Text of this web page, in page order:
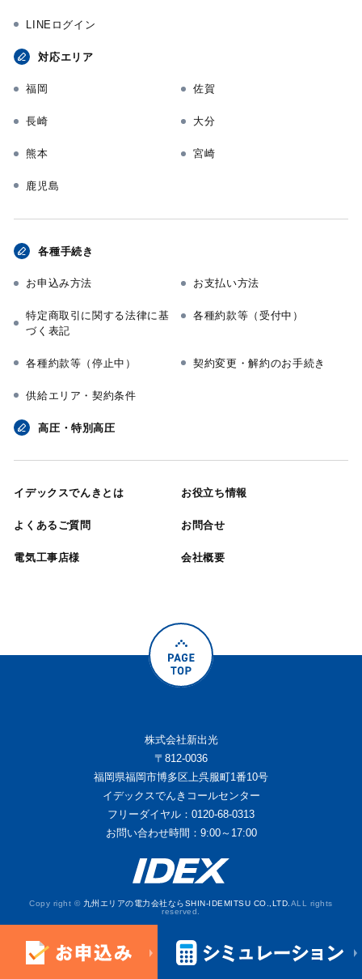
LINEログイン
対応エリア
福岡 佐賀
長崎 大分
熊本 宮崎
鹿児島
各種手続き
お申込み方法 お支払い方法
特定商取引に関する法律に基
づく表記
各種約款等（受付中）
各種約款等（停止中） 契約変更・解約のお手続き
供給エリア・契約条件
高圧・特別高圧
イデックスでんきとは お役立ち情報
よくあるご質問 お問合せ
電気工事店様 会社概要
株式会社新出光
〒812-0036
福岡県福岡市博多区上呉服町1番10号
イデックスでんきコールセンター
フリーダイヤル：0120-68-0313
お問い合わせ時間：9:00～17:00
Copy right © 九州エリアの電力会社ならSHIN-IDEMITSU CO.,LTD. ALL rights
reserved.